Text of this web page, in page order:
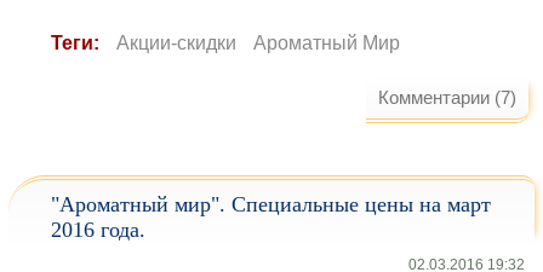
Теги: Акции-скидки Ароматный Мир
Комментарии (7)
"Ароматный мир". Специальные цены на март
2016 года.
02.03.2016 19:32